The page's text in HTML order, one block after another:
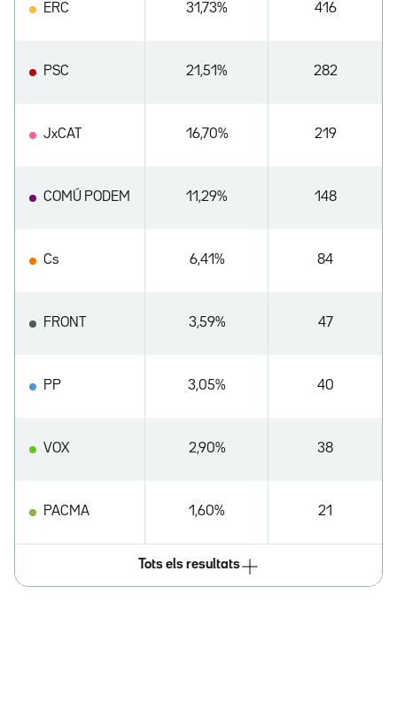
ERC 31,73% 416
PSC 21,51% 282
JxCAT 16,70% 219
COMÚ PODEM 11,29% 148
Cs 6,41% 84
FRONT 3,59% 47
PP 3,05% 40
VOX 2,90% 38
PACMA 1,60% 21
Tots els resultats